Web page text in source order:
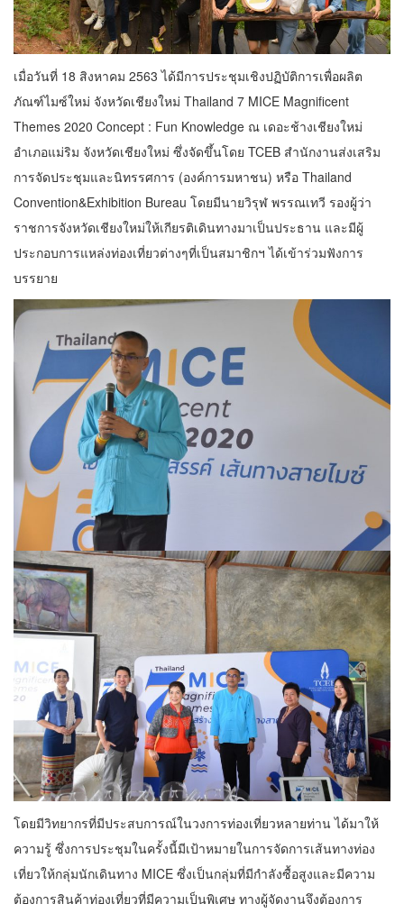
เมื่อวันที่ 18 สิงหาคม 2563 ได้มีการประชุมเชิงปฏิบัติการเพื่อผลิต
ภัณฑ์ไมซ์ใหม่ จังหวัดเชียงใหม่ Thailand 7 MICE Magnificent
Themes 2020 Concept : Fun Knowledge ณ เดอะช้างเชียงใหม่
อำเภอแม่ริม จังหวัดเชียงใหม่ ซึ่งจัดขึ้นโดย TCEB สำนักงานส่งเสริม
การจัดประชุมและนิทรรศการ (องค์การมหาชน) หรือ Thailand
Convention&Exhibition Bureau โดยมีนายวิรุฬ พรรณเทวี รองผู้ว่า
ราชการจังหวัดเชียงใหม่ให้เกียรติเดินทางมาเป็นประธาน และมีผู้
ประกอบการแหล่งท่องเที่ยวต่างๆที่เป็นสมาชิกฯ ได้เข้าร่วมฟังการ
บรรยาย
โดยมีวิทยากรที่มีประสบการณ์ในวงการท่องเที่ยวหลายท่าน ได้มาให้
ความรู้ ซึ่งการประชุมในครั้งนี้มีเป้าหมายในการจัดการเส้นทางท่อง
เที่ยวให้กลุ่มนักเดินทาง MICE ซึ่งเป็นกลุ่มที่มีกำลังซื้อสูงและมีความ
ต้องการสินค้าท่องเที่ยวที่มีความเป็นพิเศษ ทางผู้จัดงานจึงต้องการ